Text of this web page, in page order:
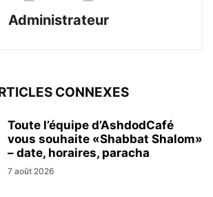
Administrateur
CONNEXES
Toute l’équipe d’AshdodCafé
vous souhaite «Shabbat Shalom»
– date, horaires, paracha
7 août 2026